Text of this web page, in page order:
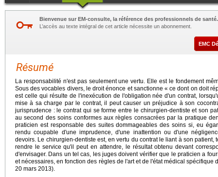
Bienvenue sur EM-consulte, la référence des professionnels de santé.
L’accès au texte intégral de cet article nécessite un abonnement.
EMC
Résumé
La responsabilité n'est pas seulement une vertu. Elle est le fondement
Sous des vocables divers, le droit énonce et sanctionne « ce dont on doit
est celle qui résulte de l'inexécution de l'obligation née d'un contrat,
mise à sa charge par le contrat, il peut causer un préjudice à son
jurisprudence : le contrat qui se forme entre le chirurgien-dentiste et son
au second des soins conformes aux règles consacrées par la pratique
praticien est responsable des suites dommageables des soins si, eu
rendu coupable d'une imprudence, d'une inattention ou d'une
devoirs. Le chirurgien-dentiste est, en vertu du contrat le liant à son
rendre le service qu'il peut en attendre, le résultat obtenu devant
d'envisager. Dans un tel cas, les juges doivent vérifier que le praticien a
et nécessaires, en fonction des règles de l'art et de l'état médical spécifique
20 mars 2013).